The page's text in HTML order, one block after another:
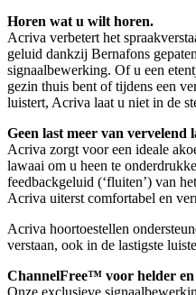
Horen wat u wilt horen.
Acriva verbetert het
geluid dankzij Bernafons
signaalbewerking. Of u een
gezin thuis bent of tijdens een
luistert, Acriva laat u niet in de
Geen last meer van vervelend
Acriva zorgt voor een ideale
lawaai om u heen te
feedbackgeluid (‘fluiten’) van
Acriva uiterst comfortabel en
Acriva hoortoestellen
verstaan, ook in de lastigste
ChannelFree™ voor helder